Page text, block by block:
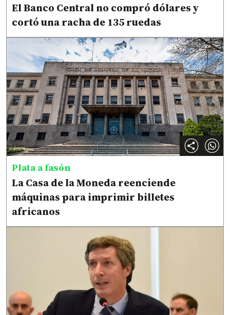
El Banco Central no compró dólares y
cortó una racha de 135 ruedas
Plata a fasón
La Casa de la Moneda reenciende
máquinas para imprimir billetes
africanos